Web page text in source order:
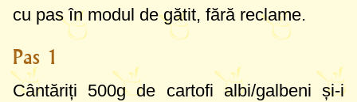
cu pas în modul de gătit, fără reclame.
Pas 1
Cântăriți 500gde cartofi albi/galbeni și-i